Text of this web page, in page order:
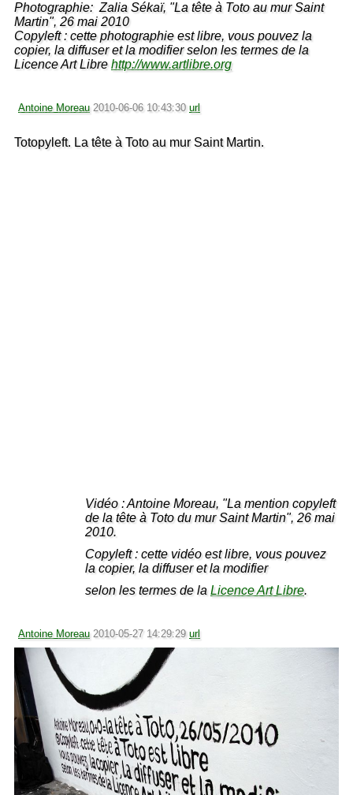
Photographie: Zalia Sékaï, "La tête à Toto au mur Saint
Martin", 26 mai 2010
Copyleft : cette photographie est libre, vous pouvez la
copier, la diffuser et la modifier selon les termes de la
Licence Art Librehttp://www.artlibre.org
Antoine Moreau 2010-06-06 10:43:30 url
Totopyleft. La tête à Toto au mur Saint Martin.
Vidéo : Antoine Moreau, "La mention copyleft
de la tête à Toto du mur Saint Martin", 26 mai
2010.
Copyleft : cette vidéo est libre, vous pouvez
la copier, la diffuser et la modifier
selon les termes de laLicence Art Libre.
Antoine Moreau 2010-05-27 14:29:29 url